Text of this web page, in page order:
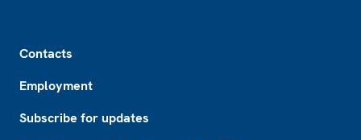
Contacts
Employment
Subscribe for updates